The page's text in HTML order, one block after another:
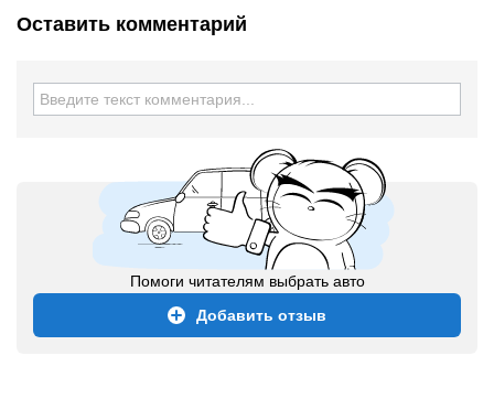
Оставить комментарий
Помоги читателям выбрать авто
Добавить отзыв